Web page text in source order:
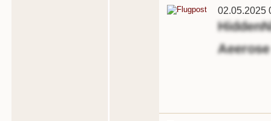
02.05.2025
Aeerose